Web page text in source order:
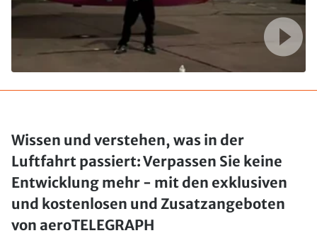
Wissen und verstehen, was in der
Luftfahrt passiert: Verpassen Sie keine
Entwicklung mehr - mit den exklusiven
und kostenlosen und Zusatzangeboten
von aeroTELEGRAPH